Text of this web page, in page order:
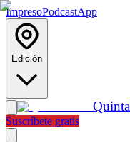
ImpresoPodcastApp
Edición
Quinta
Suscríbete gratis